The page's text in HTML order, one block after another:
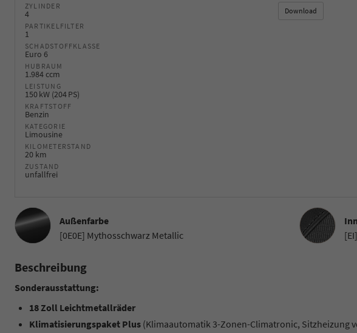
ZYLINDER
4
PARTIKELFILTER
1
SCHADSTOFFKLASSE
Euro 6
HUBRAUM
1.984 ccm
LEISTUNG
150 kW (204 PS)
KRAFTSTOFF
Benzin
KATEGORIE
Limousine
KILOMETERSTAND
20 km
ZUSTAND
unfallfrei
Download
Außenfarbe
[0E0E] Mythosschwarz Metallic
Beschreibung
Sonderausstattung:
18 Zoll Leichtmetallräder
Klimatisierungspaket Plus (Klimaautomatik 3-Zonen-Climatronic, Sitzheizung